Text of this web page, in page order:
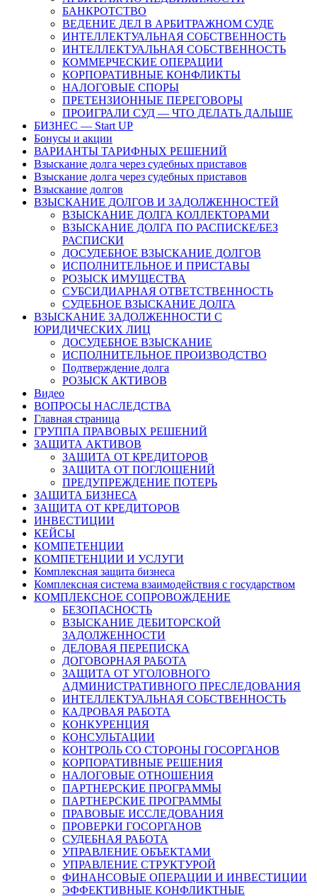
БАНКРОТСТВО
ВЕДЕНИЕ ДЕЛ В АРБИТРАЖНОМ СУДЕ
ИНТЕЛЛЕКТУАЛЬНАЯ СОБСТВЕННОСТЬ
ИНТЕЛЛЕКТУАЛЬНАЯ СОБСТВЕННОСТЬ
КОММЕРЧЕСКИЕ ОПЕРАЦИИ
КОРПОРАТИВНЫЕ КОНФЛИКТЫ
НАЛОГОВЫЕ СПОРЫ
ПРЕТЕНЗИОННЫЕ ПЕРЕГОВОРЫ
ПРОИГРАЛИ СУД — ЧТО ДЕЛАТЬ ДАЛЬШЕ
БИЗНЕС — Start UP
Бонусы и акции
ВАРИАНТЫ ТАРИФНЫХ РЕШЕНИЙ
Взыскание долга через судебных приставов
Взыскание долга через судебных приставов
Взыскание долгов
ВЗЫСКАНИЕ ДОЛГОВ И ЗАДОЛЖЕННОСТЕЙ
ВЗЫСКАНИЕ ДОЛГА КОЛЛЕКТОРАМИ
ВЗЫСКАНИЕ ДОЛГА ПО РАСПИСКЕ/БЕЗ
РАСПИСКИ
ДОСУДЕБНОЕ ВЗЫСКАНИЕ ДОЛГОВ
ИСПОЛНИТЕЛЬНОЕ И ПРИСТАВЫ
РОЗЫСК ИМУЩЕСТВА
СУБСИДИАРНАЯ ОТВЕТСТВЕННОСТЬ
СУДЕБНОЕ ВЗЫСКАНИЕ ДОЛГА
ВЗЫСКАНИЕ ЗАДОЛЖЕННОСТИ С
ЮРИДИЧЕСКИХ ЛИЦ
ДОСУДЕБНОЕ ВЗЫСКАНИЕ
ИСПОЛНИТЕЛЬНОЕ ПРОИЗВОДСТВО
Подтверждение долга
РОЗЫСК АКТИВОВ
Видео
ВОПРОСЫ НАСЛЕДСТВА
Главная страница
ГРУППА ПРАВОВЫХ РЕШЕНИЙ
ЗАЩИТА АКТИВОВ
ЗАЩИТА ОТ КРЕДИТОРОВ
ЗАЩИТА ОТ ПОГЛОЩЕНИЙ
ПРЕДУПРЕЖДЕНИЕ ПОТЕРЬ
ЗАЩИТА БИЗНЕСА
ЗАЩИТА ОТ КРЕДИТОРОВ
ИНВЕСТИЦИИ
КЕЙСЫ
КОМПЕТЕНЦИИ
КОМПЕТЕНЦИИ И УСЛУГИ
Комплексная защита бизнеса
Комплексная система взаимодействия с государством
КОМПЛЕКСНОЕ СОПРОВОЖДЕНИЕ
БЕЗОПАСНОСТЬ
ВЗЫСКАНИЕ ДЕБИТОРСКОЙ
ЗАДОЛЖЕННОСТИ
ДЕЛОВАЯ ПЕРЕПИСКА
ДОГОВОРНАЯ РАБОТА
ЗАЩИТА ОТ УГОЛОВНОГО
АДМИНИСТРАТИВНОГО ПРЕСЛЕДОВАНИЯ
ИНТЕЛЛЕКТУАЛЬНАЯ СОБСТВЕННОСТЬ
КАДРОВАЯ РАБОТА
КОНКУРЕНЦИЯ
КОНСУЛЬТАЦИИ
КОНТРОЛЬ СО СТОРОНЫ ГОСОРГАНОВ
КОРПОРАТИВНЫЕ РЕШЕНИЯ
НАЛОГОВЫЕ ОТНОШЕНИЯ
ПАРТНЕРСКИЕ ПРОГРАММЫ
ПАРТНЕРСКИЕ ПРОГРАММЫ
ПРАВОВЫЕ ИССЛЕДОВАНИЯ
ПРОВЕРКИ ГОСОРГАНОВ
СУДЕБНАЯ РАБОТА
УПРАВЛЕНИЕ ОБЪЕКТАМИ
УПРАВЛЕНИЕ СТРУКТУРОЙ
ФИНАНСОВЫЕ ОПЕРАЦИИ И ИНВЕСТИЦИИ
ЭФФЕКТИВНЫЕ КОНФЛИКТНЫЕ